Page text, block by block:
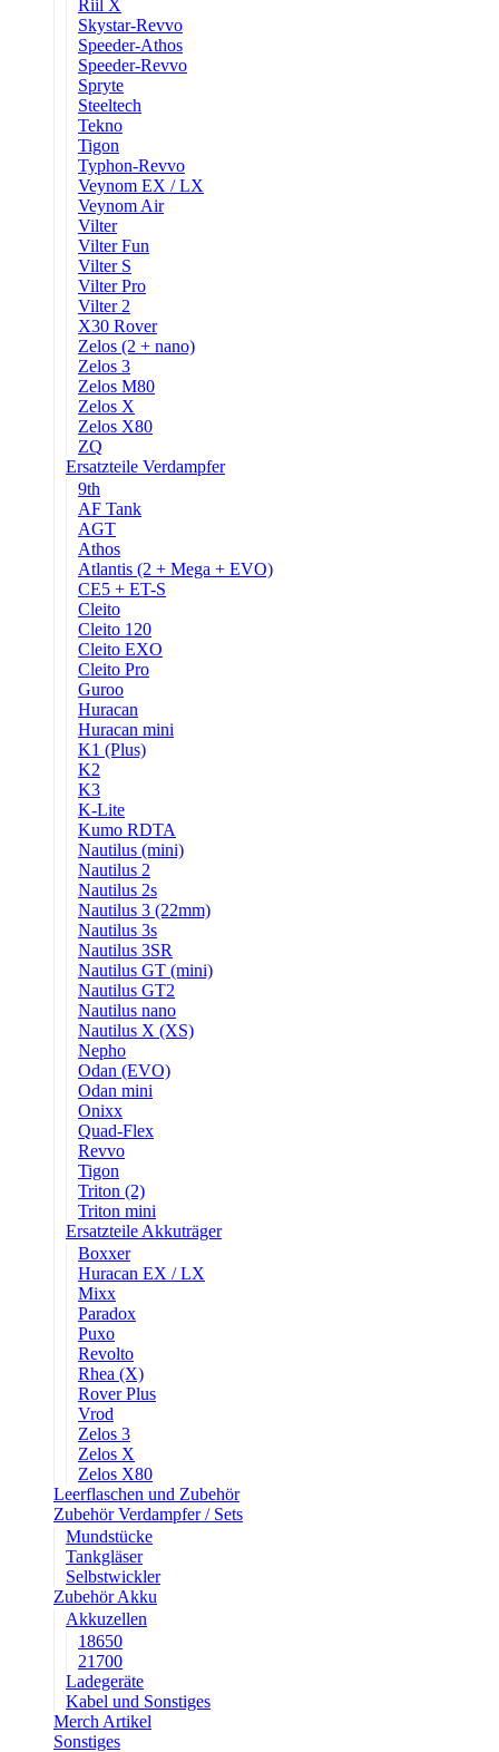
Riil X
Skystar-Revvo
Speeder-Athos
Speeder-Revvo
Spryte
Steeltech
Tekno
Tigon
Typhon-Revvo
Veynom EX / LX
Veynom Air
Vilter
Vilter Fun
Vilter S
Vilter Pro
Vilter 2
X30 Rover
Zelos (2 + nano)
Zelos 3
Zelos M80
Zelos X
Zelos X80
ZQ
Ersatzteile Verdampfer
9th
AF Tank
AGT
Athos
Atlantis (2 + Mega + EVO)
CE5 + ET-S
Cleito
Cleito 120
Cleito EXO
Cleito Pro
Guroo
Huracan
Huracan mini
K1 (Plus)
K2
K3
K-Lite
Kumo RDTA
Nautilus (mini)
Nautilus 2
Nautilus 2s
Nautilus 3 (22mm)
Nautilus 3s
Nautilus 3SR
Nautilus GT (mini)
Nautilus GT2
Nautilus nano
Nautilus X (XS)
Nepho
Odan (EVO)
Odan mini
Onixx
Quad-Flex
Revvo
Tigon
Triton (2)
Triton mini
Ersatzteile Akkuträger
Boxxer
Huracan EX / LX
Mixx
Paradox
Puxo
Revolto
Rhea (X)
Rover Plus
Vrod
Zelos 3
Zelos X
Zelos X80
Leerflaschen und Zubehör
Zubehör Verdampfer / Sets
Mundstücke
Tankgläser
Selbstwickler
Zubehör Akku
Akkuzellen
18650
21700
Ladegeräte
Kabel und Sonstiges
Merch Artikel
Sonstiges